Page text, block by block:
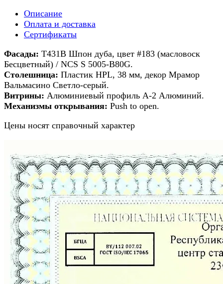
Описание
Оплата и доставка
Сертификаты
Фасады: T431В Шпон дуба, цвет #183 (масловоск
Бесцветный) / NCS S 5005-B80G.
Столешница: Пластик HPL, 38 мм, декор Мрамор
Вальмасино Светло-серый.
Витрины: Алюминиевый профиль А-2 Алюминий.
Механизмы открывания: Push to open.
Цены носят справочный характер